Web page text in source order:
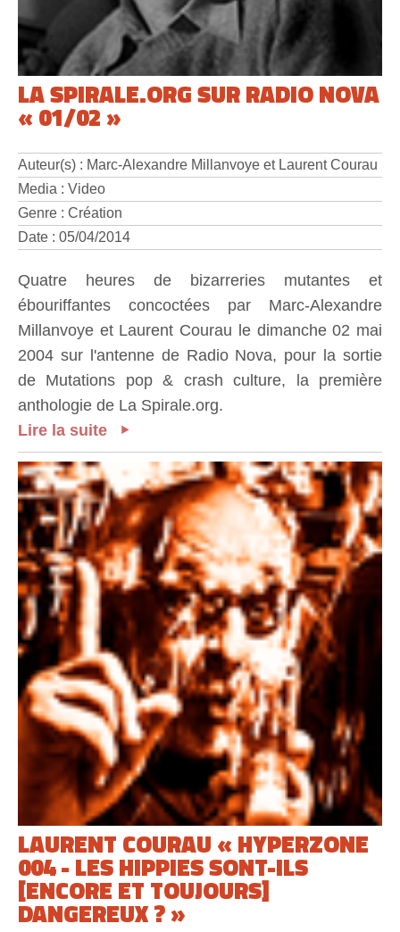
LA SPIRALE.ORG SUR RADIO NOVA
« 01/02 »
Auteur(s) : Marc-Alexandre Millanvoye et Laurent Courau
Media : Video
Genre : Création
Date : 05/04/2014
Quatre heures de bizarreries mutantes et
ébouriffantes concoctées par Marc-Alexandre
Millanvoye et Laurent Courau le dimanche 02 mai
2004 sur l'antenne de Radio Nova, pour la sortie
de Mutations pop & crash culture, la première
anthologie de La Spirale.org.
Lire la suite
LAURENT COURAU « HYPERZONE
004 - LES HIPPIES SONT-ILS
[ENCORE ET TOUJOURS]
DANGEREUX ? »